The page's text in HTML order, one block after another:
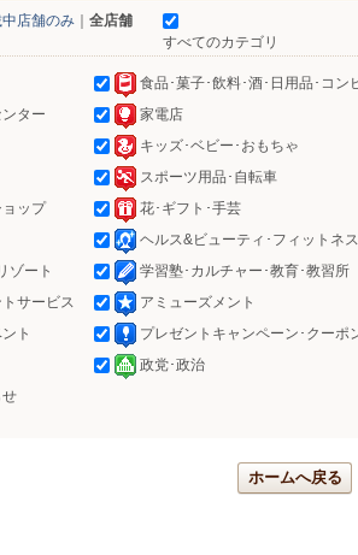
店舗のみ
全店舗
すべてのカテゴリ
食品･菓子･飲料･酒･日用品･コン
ター
家電店
キッズ･ベビー･おもちゃ
スポーツ用品･自転車
ップ
花･ギフト･手芸
ヘルス&ビューティ･フィットネス
ゾート
学習塾･カルチャー･教育･教習所
サービス
アミューズメント
ト
プレゼントキャンペーン･クーポ
政党･政治
ホームへ戻る